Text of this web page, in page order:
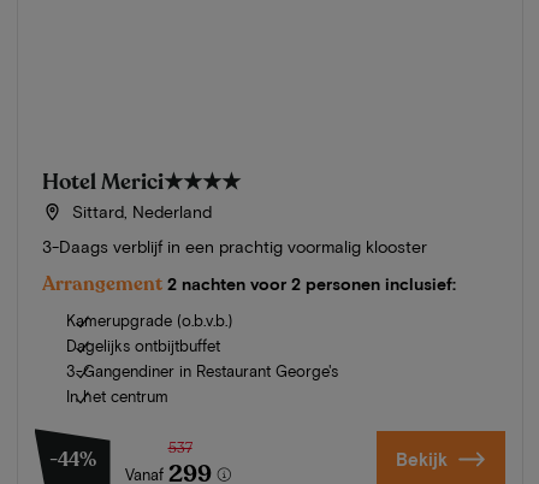
Hotel Merici★★★★
Sittard, Nederland
3-Daags verblijf in een prachtig voormalig klooster
Arrangement 2 nachten voor 2 personen inclusief:
Kamerupgrade (o.b.v.b.)
Dagelijks ontbijtbuffet
3-Gangendiner in Restaurant George's
In het centrum
-44%
Vanaf
537
299 Bekijk